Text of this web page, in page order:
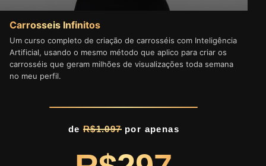
Carrosseis Infinitos
Um curso completo de criação de carrosséis com Inteligência
Artificial, usando o mesmo método que aplico para criar os
carrosséis que geram milhões de visualizações toda semana
no meu perfil.
de R$1.097por apenas